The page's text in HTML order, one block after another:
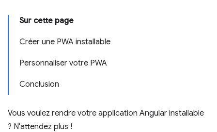
Sur cette page
Créer une PWA installable
Personnaliser votre PWA
Conclusion
Vous voulez rendre votre application Angular installable
? N'attendez plus !